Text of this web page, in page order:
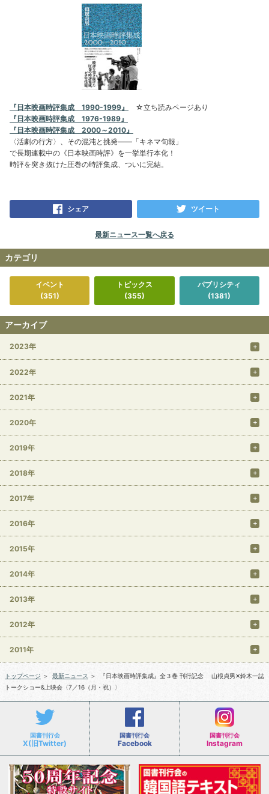
『日本映画時評集成 1990-1999』
☆立ち読みページあり
『日本映画時評集成 1976-1989』
『日本映画時評集成 2000～2010』
〈活劇の行方〉、その混沌と挑発――「キネマ旬報」
で長期連載中の《日本映画時評》を一挙単行本化！
時評を突き抜けた圧巻の時評集成、ついに完結。
シェア ツイート
最新ニュース一覧へ戻る
カテゴリ
イベント
(351)
トピックス
(355)
パブリシティ
(1381)
アーカイブ
2023年
2022年
2021年
2020年
2019年
2018年
2017年
2016年
2015年
2014年
2013年
2012年
2011年
トップページ ＞ 最新ニュース ＞
『日本映画時評集成』全３巻 刊行記念 山根貞男✕鈴木一誌
トークショー&上映会〈7／16（月・祝）〉
国書刊行会
X(旧Twitter)
国書刊行会
Facebook
国書刊行会
Instagram